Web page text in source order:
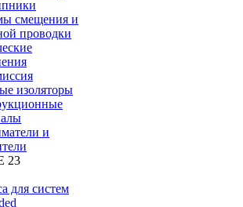
смещения и
проводки
изоляторы
и
23
для систем